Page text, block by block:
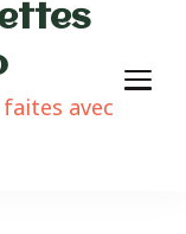
avec